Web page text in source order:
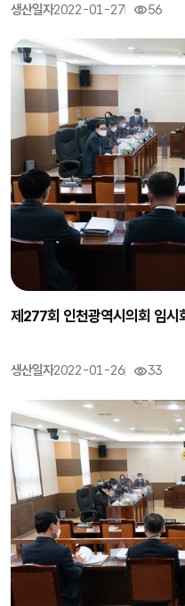
생산일자2022-01-27 56
제277회 인천광역시의회 임시
생산일자2022-01-26 33